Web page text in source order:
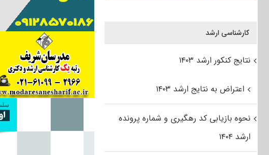
کارشناسی ارشد
نتایج کنکور ارشد ۱۴۰۳
اعتراض به نتایج ارشد ۱۴۰۳
نحوه بازیابی کد رهگیری و شماره پرونده
ارشد ۱۴۰۴